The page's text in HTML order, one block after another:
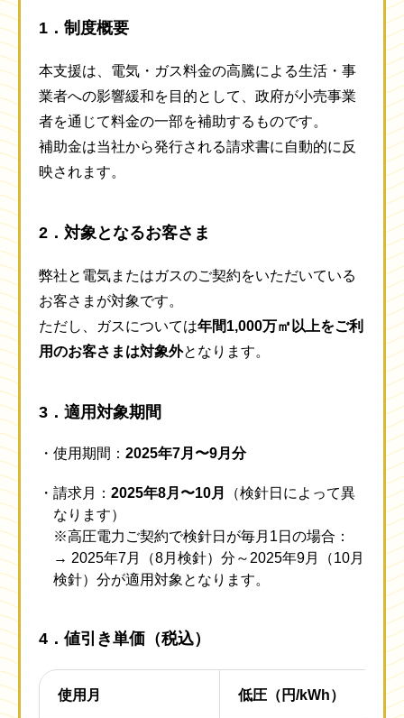
1．制度概要
本支援は、電気・ガス料金の高騰による生活・事
業者への影響緩和を目的として、政府が小売事業
者を通じて料金の一部を補助するものです。
補助金は当社から発行される請求書に自動的に反
映されます。
2．対象となるお客さま
弊社と電気またはガスのご契約をいただいている
お客さまが対象です。
ただし、ガスについては年間1,000万㎥以上をご利
用のお客さまは対象外となります。
3．適用対象期間
使用期間： 2025年7月〜9月分
請求月： 2025年8月〜10月
（検針日によって異
なります）
※高圧電力ご契約で検針日が毎月1日の場合：
→ 2025年7月（8月検針）分～2025年9月（10月
検針）分が適用対象となります。
4．値引き単価（税込）
使用月 低圧（円/kWh）